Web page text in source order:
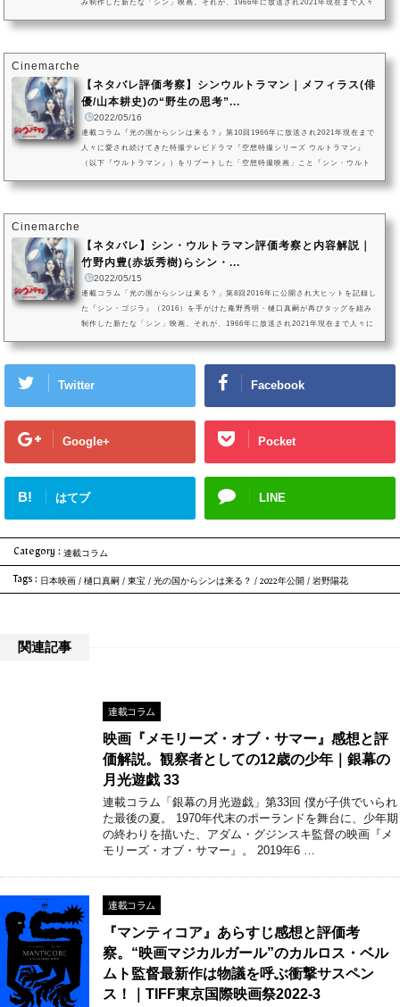
み制作した新たな「シン」映画。それが、1966年に放送され2021年現在まで人々
『ウルトラマン』）を基に描いた「空想特撮映画」こと『シン・ウルトラマン』
Cinemarche
【ネタバレ評価考察】シンウルトラマン｜メフィラス(俳
優/山本耕史)の“野生の思考”...
2022/05/16
連載コラム『光の国からシンは来る？』第10回1966年に放送され2021年現在まで
人々に愛され続けてきた特撮テレビドラマ『空想特撮シリーズ ウルトラマン』
（以下『ウルトラマン』）をリブートした「空想特撮映画」こと『シン・ウルト
mazon Prime Videoでの独占配信が開始されました。本記事では、予告編での初
Cinemarche
【ネタバレ】シン・ウルトラマン評価考察と内容解説｜
竹野内豊(赤坂秀樹)らシン・...
2022/05/15
連載コラム「光の国からシンは来る？」第8回2016年に公開され大ヒットを記録し
た『シン・ゴジラ』（2016）を手がけた庵野秀明・樋口真嗣が再びタッグを組み
制作した新たな「シン」映画。それが、1966年に放送され2021年現在まで人々に
『ウルトラマン』）を基に描いた「空想特撮映画」こと『シン・ウルトラマン』
（2022）です。「2021年初夏公開」の延期から劇場公開時期の調整が続いていま
したが、ついに「2022年5月13日（金）」での劇場公開が決定された『シ...
Twitter Facebook
Google+ Pocket
B! はてブ LINE
Category : 連載コラム
Tags : 日本映画 / 樋口真嗣 / 東宝 / 光の国からシンは来る？ / 2022年公開 / 岩野陽花
関連記事
連載コラム
映画『メモリーズ・オブ・サマー』感想と評
価解説。観察者としての12歳の少年｜銀幕の
月光遊戯 33
連載コラム「銀幕の月光遊戯」第33回 僕が子供でいられ
た最後の夏。 1970年代末のポーランドを舞台に、少年期
の終わりを描いた、アダム・グジンスキ監督の映画『メ
モリーズ・オブ・サマー』。 2019年6 …
連載コラム
『マンティコア』あらすじ感想と評価考
察。“映画マジカルガール”のカルロス・ベル
ムト監督最新作は物議を呼ぶ衝撃サスペン
ス！｜TIFF東京国際映画祭2022-3